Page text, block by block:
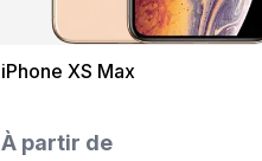
iPhone XS Max
À partir de